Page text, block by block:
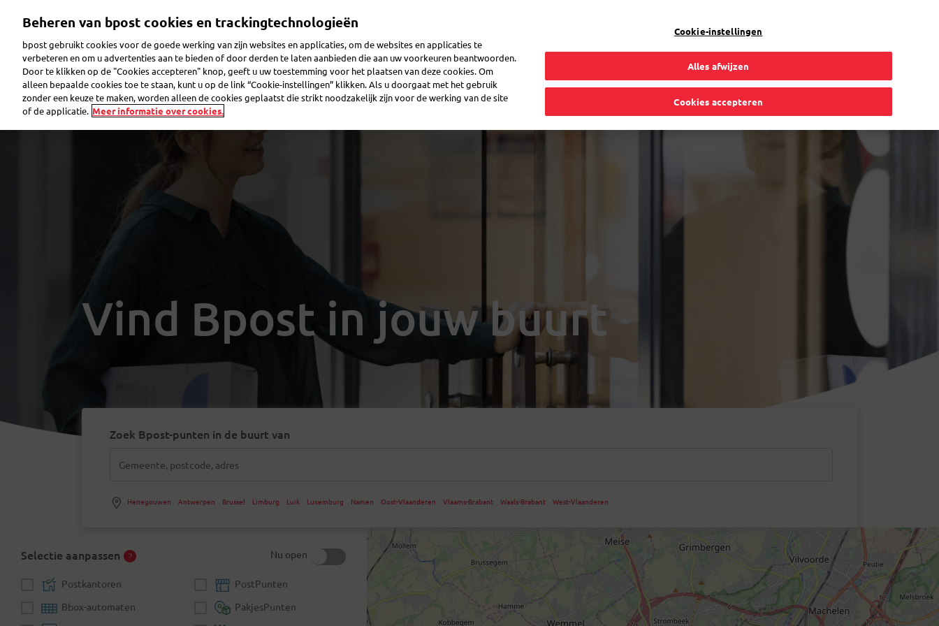
inhoud
Particulier
Pakje verzenden Pakje ontvangen Brief verzenden Post doorsturen Veelgestelde vragen eShop
Vind Bpost in jouw buurt
Zoek Bpost-punten in de buurt van
Henegouwen Antwerpen Brussel Limburg Luik Luxemburg Namen Oost-Vlaanderen Vlaams-Brabant Waals-Brabant West-Vlaanderen
Selectie aanpassen Nu open
Postkantoren
PostPunten
Bbox-automaten
PakjesPunten
Beheren van bpost cookies en trackingtechnologieën
bpost gebruikt cookies voor de goede werking van zijn websites en applicaties, om de websites en applicaties te
verbeteren en om u advertenties aan te bieden of door derden te laten aanbieden die aan uw voorkeuren beantwoorden.
Door te klikken op de "Cookies accepteren" knop, geeft u uw toestemming voor het plaatsen van deze cookies. Om
alleen bepaalde cookies toe te staan, kunt u op de link “Cookie-instellingen” klikken. Als u doorgaat met het gebruik
zonder een keuze te maken, worden alleen de cookies geplaatst die strikt noodzakelijk zijn voor de werking van de site
of de applicatie. Meer informatie over cookies.
Cookie-instellingen
Alles afwijzen
Cookies accepteren